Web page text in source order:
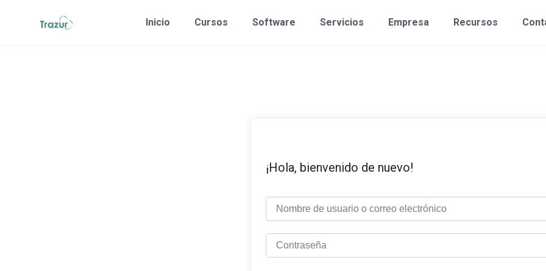
Inicio Cursos Software Servicios Empresa Recursos
¡Hola, bienvenido de nuevo!